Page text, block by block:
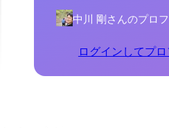
中川 剛さんのプロ
ログインしてプ